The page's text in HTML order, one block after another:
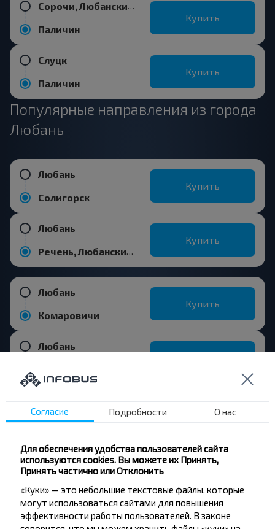
Сорочи, Любанский р-н МИНСКАЯ ОБЛ. Беларусь
Паличин
Купить
Слуцк
Паличин
Купить
Популярные направления из города
Любань
Любань
Солигорск
Купить
Любань
Речень, Любанский р-н МИНСКАЯ ОБЛ.
Купить
Любань
Комаровичи
Купить
Любань
Хотите
путешествовать
дешевле?
Не пропусти специальные акции, скидки и
Согласие Подробности О нас
Для обеспечения удобства пользователей сайта
используются cookies. Вы можете их Принять,
Принять частично или Отклонить
«Куки» — это небольшие текстовые файлы, которые
могут использоваться сайтами для повышения
эффективности работы пользователей. В законе